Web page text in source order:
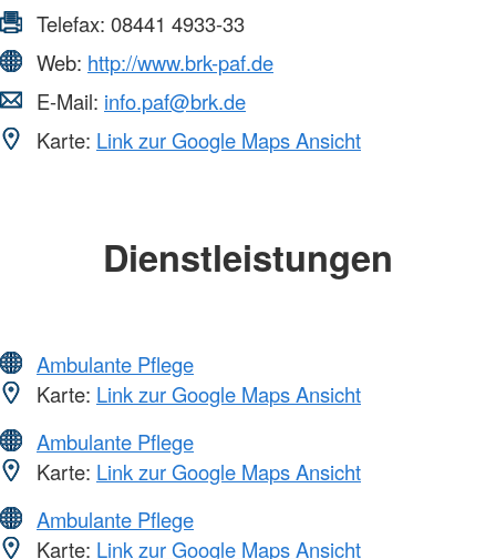
Telefax: 08441 4933-33
Web: http://www.brk-paf.de
E-Mail: info.paf@brk.de
Karte: Link zur Google Maps Ansicht
Dienstleistungen
Ambulante Pflege
Karte: Link zur Google Maps Ansicht
Ambulante Pflege
Karte: Link zur Google Maps Ansicht
Ambulante Pflege
Karte: Link zur Google Maps Ansicht